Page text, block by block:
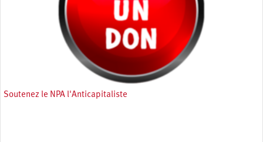
Soutenez le NPA l'Anticapitaliste